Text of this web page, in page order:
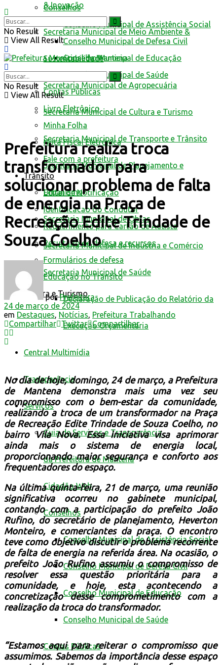
Conselhos
Conselho Municipal de Assistência Social
Conselho Municipal de Defesa Civil
Conselho Municipal de Educação
Conselho Municipal de Saúde
Contas Públicas
Livro Eletrônico
Minha Folha
Nota Fiscal Eletrônica
Fale com a prefeitura
Trânsito
Edital de Notificação
Identificacao do Condutor
Requerimento para Cartão de Autista
Resultado de defesa e recursos
Formulários de defesa
Educação no Trânsito
Cultura e Turismo
& Inovação
Secretaria Municipal de Meio Ambiente &
Sustentabilidade
Secretaria Municipal de Agropecuária
Secretaria Municipal de Cultura e Turismo
Secretaria Municipal de Transporte e Trânsito
Secretaria Municipal de Planejamento e
Urbanismo
Secretaria Municipal de Obras
Secretaria Municipal de Indústria e Comércio
Secretaria Municipal de Saúde
Declaração de Publicação do Relatório da
Execução Orçamentária
Central Multimídia
Transparência
Serviços
Guia de Serviços e Transparência
da Prefeitura de Mantena
Cidadão Web
Conselhos
Conselho Municipal de Assistência Social
Conselho Municipal de Defesa Civil
Conselho Municipal de Educação
Conselho Municipal de Saúde
Contas Públicas
No Result
View All Result
No Result
View All Result
Prefeitura realiza troca
transformador para
solucionar problema de falta
de energia na Praça de
Recreação Edite Trindade de
Souza Coelho
por Prefeitura
24 de março de 2024
em Destaques, Notícias, Prefeitura Trabalhando
Compartilhar
Twittar Compartilhar
No dia de hoje, domingo, 24 de março, a Prefeitura
de Mantena demonstra mais uma vez seu
compromisso com o bem-estar da comunidade,
realizando a troca de um transformador na Praça
de Recreação Edite Trindade de Souza Coelho, no
bairro Vila Nova. Essa iniciativa visa aprimorar
ainda mais o sistema de energia local,
proporcionando maior segurança e conforto aos
frequentadores do espaço.
Na última quinta-feira, 21 de março, uma reunião
significativa ocorreu no gabinete municipal,
contando com a participação do prefeito João
Rufino, do secretário de planejamento, Heverton
Monteiro, e comerciantes da praça. O encontro
teve como objetivo discutir o problema recorrente
de falta de energia na referida área. Na ocasião, o
prefeito João Rufino assumiu o compromisso de
resolver essa questão prioritária para a
comunidade, e hoje, esta acontecendo a
concretização desse comprometimento com a
realização da troca do transformador.
“Estamos aqui para reiterar o compromisso que
assumimos. Sabemos da importância desse espaço